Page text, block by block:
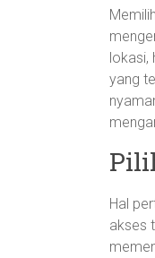
Memilih
lokasi,
yang
Hal
akses